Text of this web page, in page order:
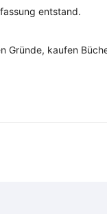
entstand.
Gründe, kaufen